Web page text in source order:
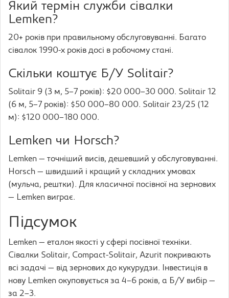
Який термін служби сівалки
Lemken?
20+ років при правильному обслуговуванні. Багато
сівалок 1990-х років досі в робочому стані.
Скільки коштує Б/У Solitair?
Solitair 9 (3 м, 5–7 років): $20 000–30 000. Solitair 12
(6 м, 5–7 років): $50 000–80 000. Solitair 23/25 (12
м): $120 000–180 000.
Lemken чи Horsch?
Lemken — точніший висів, дешевший у обслуговуванні.
Horsch — швидший і кращий у складних умовах
(мульча, рештки). Для класичної посівної на зернових
— Lemken виграє.
Підсумок
Lemken — еталон якості у сфері посівної техніки.
Сівалки Solitair, Compact-Solitair, Azurit покривають
всі задачі — від зернових до кукурудзи. Інвестиція в
нову Lemken окуповується за 4–6 років, а Б/У вибір —
за 2–3.